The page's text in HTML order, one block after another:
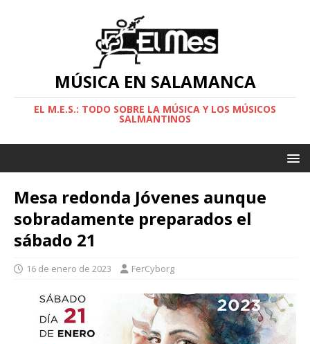
MÚSICA EN SALAMANCA
EL M.E.S.: TODO SOBRE LA MÚSICA Y LOS MÚSICOS
SALMANTINOS
Mesa redonda Jóvenes aunque
sobradamente preparados el
sábado 21
16 de enero de 2023 FerCyborg